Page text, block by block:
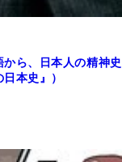
ら、日本人の精神史
本史』）